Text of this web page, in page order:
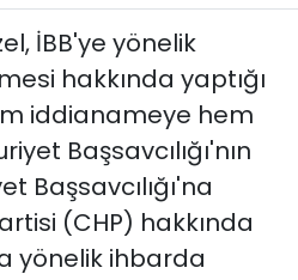
İBB'ye yönelik
hakkında yaptığı
iddianameye hem
Başsavcılığı'nın
Başsavcılığı'na
(CHP) hakkında
yönelik ihbarda